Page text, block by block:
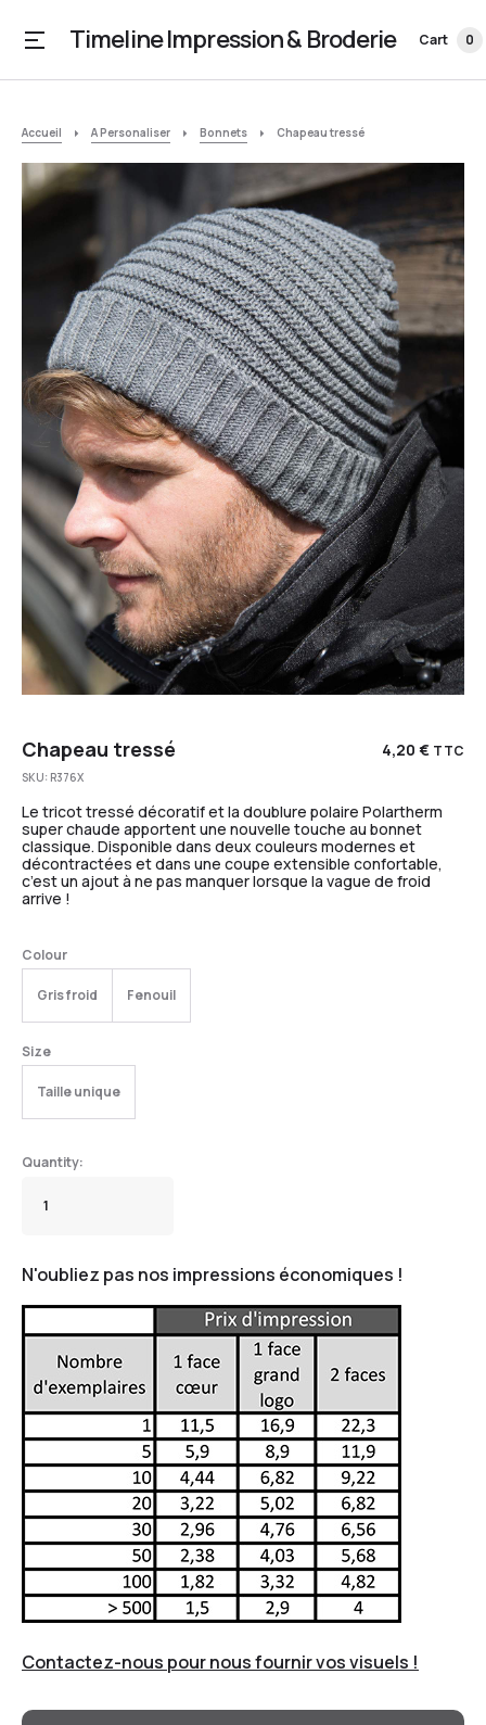
Timeline Impression & Broderie Cart 0
Accueil A Personaliser Bonnets Chapeau tressé
Chapeau tressé 4,20 € TTC
SKU: R376X
Le tricot tressé décoratif et la doublure polaire Polartherm
super chaude apportent une nouvelle touche au bonnet
classique. Disponible dans deux couleurs modernes et
décontractées et dans une coupe extensible confortable,
c’est un ajout à ne pas manquer lorsque la vague de froid
arrive !
Colour
Gris froid Fenouil
Size
Taille unique
N'oubliez pas nos impressions économiques !
Contactez-nous pour nous fournir vos visuels !